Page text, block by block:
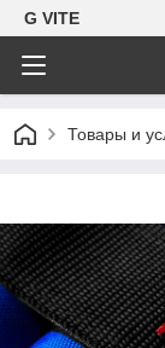
G VITE
Товары и